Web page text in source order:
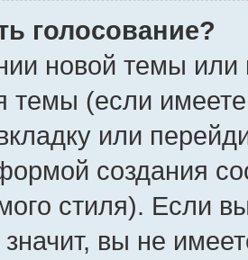
голосование?
новой темы или
темы (если
или
создания
стиля). Если
вы не